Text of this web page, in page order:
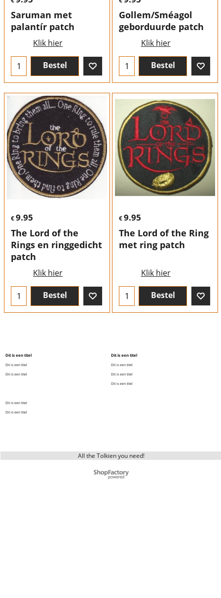
Saruman met
palantír patch
Klik hier
Bestel
Gollem/Sméagol
geborduurde patch
Klik hier
Bestel
€9.95
The Lord of the
Rings en ringgedicht
patch
Klik hier
Bestel
€9.95
The Lord of the Ring
met ring patch
Klik hier
Bestel
Dit is een titel
Dit is een titel
Dit is een titel
Dit is een titel
Dit is een titel
Dit is een titel
Dit is een titel
Dit is een titel
Dit is een titel
All the Tolkien you need!
Webwinkel gemaakt met ShopFactory webwinkel software.